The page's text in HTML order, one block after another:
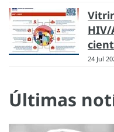
HIV/
24 Jul
Últimas